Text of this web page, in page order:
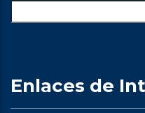
Enlaces de